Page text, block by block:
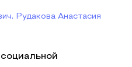
Рудакова Анастасия